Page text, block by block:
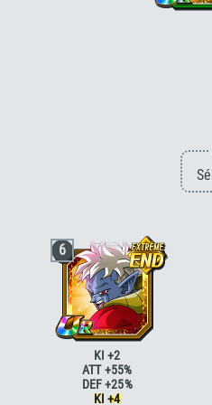
6
KI +2
ATT +55%
DEF +25%
KI +4